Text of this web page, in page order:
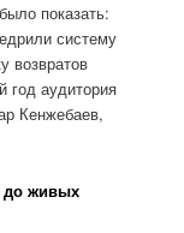
показать:
систему
возвратов
год аудитория
Кенжебаев,
до живых